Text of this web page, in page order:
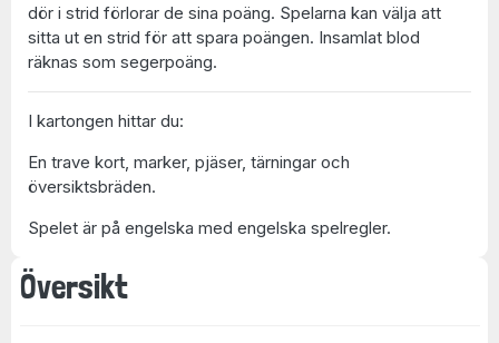
Översikt
dör i strid förlorar de sina poäng. Spelarna kan välja att
sitta ut en strid för att spara poängen. Insamlat blod
räknas som segerpoäng.
I kartongen hittar du:
En trave kort, marker, pjäser, tärningar och
översiktsbräden.
Spelet är på engelska med engelska spelregler.